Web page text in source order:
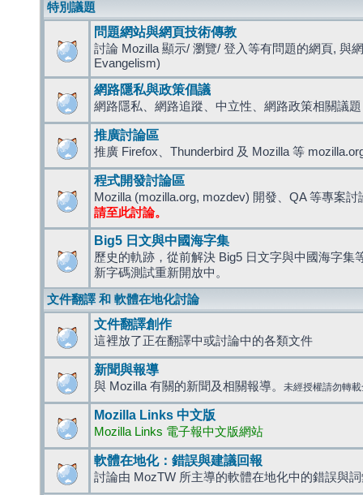
特別議題
問題網站與網頁技術傳教
討論 Mozilla 顯示/ 瀏覽/ 登入等有問題的網頁, 與
Evangelism)
網路隱私與政策倡議
網路隱私、網路追蹤、中立性、網路政策相關議題
推廣討論區
推廣 Firefox、Thunderbird 及 Mozilla 等
程式開發討論區
Mozilla (mozilla.org, mozdev) 開發、QA 等專案討
請至此討論。
Big5 日文與中國海字集
歷史的軌跡，從前解決 Big5 日文字與中國海字集
新字碼測試重新開放中。
文件翻譯 和 軟體在地化討論
文件翻譯創作
這裡放了正在翻譯中或討論中的各類文件
新聞與報導
與 Mozilla 有關的新聞及相關報導。 未經授權請勿轉
Mozilla Links 中文版
Mozilla Links 電子報中文版網站
軟體在地化：錯誤與建議回報
討論由 MozTW 所主導的軟體在地化中的錯誤與